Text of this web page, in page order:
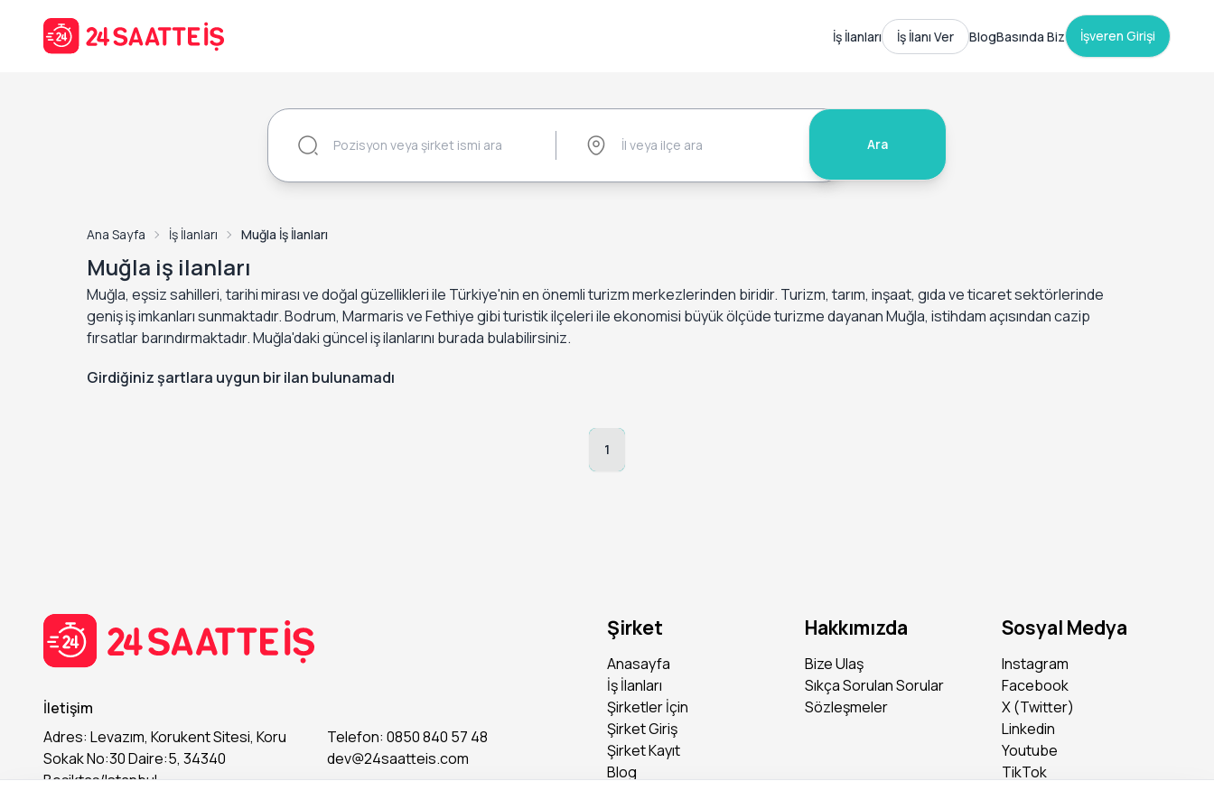
İş İlanları İş İlanı Ver BlogBasında Biz İşveren Girişi
Ara
Ana Sayfa İş İlanları Muğla İş İlanları
Muğla iş ilanları
Muğla, eşsiz sahilleri, tarihi mirası ve doğal güzellikleri ile Türkiye'nin en önemli turizm merkezlerinden biridir. Turizm, tarım, inşaat, gıda ve ticaret sektörlerinde
geniş iş imkanları sunmaktadır. Bodrum, Marmaris ve Fethiye gibi turistik ilçeleri ile ekonomisi büyük ölçüde turizme dayanan Muğla, istihdam açısından cazip
fırsatlar barındırmaktadır. Muğla'daki güncel iş ilanlarını burada bulabilirsiniz.
Girdiğiniz şartlara uygun bir ilan bulunamadı
1
İletişim
Adres: Levazım, Korukent Sitesi, Koru
Sokak No:30 Daire:5, 34340
Beşiktaş/Istanbul
Telefon: 0850 840 57 48
dev@24saatteis.com
Şirket
Anasayfa
İş İlanları
Şirketler İçin
Şirket Giriş
Şirket Kayıt
Blog
Hakkımızda
Bize Ulaş
Sıkça Sorulan Sorular
Sözleşmeler
Sosyal Medya
Instagram
Facebook
X (Twitter)
Linkedin
Youtube
TikTok